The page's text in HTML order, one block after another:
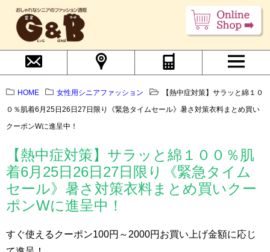
HOME 女性用シニアファッション
【熱中症対策】サラッと綿１０
０％肌着6月25日26日27日限り《緊急タイムセール》暑さ対策衣料まとめ買い
クーポンWに進呈中！
【熱中症対策】サラッと綿１００％肌
着6月25日26日27日限り《緊急タイム
セール》暑さ対策衣料まとめ買いクー
ポンWに進呈中！
すぐ使えるクーポン100円～2000円お買い上げ金額に応じ